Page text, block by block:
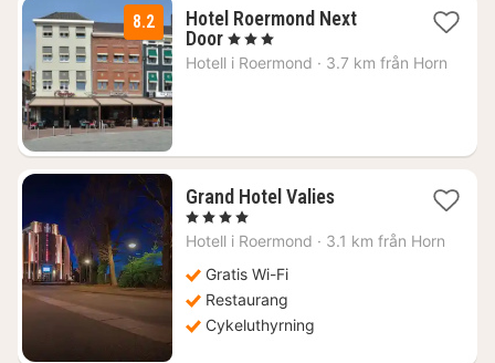
8.2
Hotel Roermond Next
Door1
natt
, 3 Stjärnor
Hotell i Roermond · 3.7 km från Horn
Grand Hotel Valies1
från
, 4 Stjärnor
Hotell i Roermond · 3.1 km från Horn
Gratis Wi-Fi
Restaurang
Cykeluthyrning